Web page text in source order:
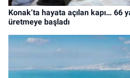
Konak’ta hayata açılan kapı… 66
üretmeye başladı